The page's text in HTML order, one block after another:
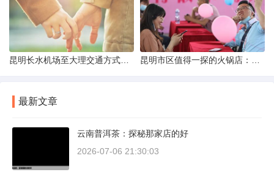
最新文章
云南普洱茶：探秘那家店的好
2026-07-06 21:30:03